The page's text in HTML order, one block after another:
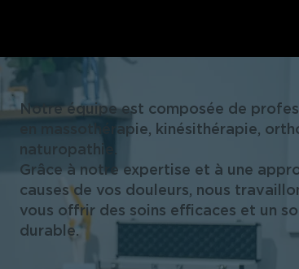
Notre équipe est composée de
en massothérapie, kinésithérapie,
naturopathie.
Grâce à notre expertise et à une
causes de vos douleurs, nous
vous offrir des soins efficaces et un
durable.